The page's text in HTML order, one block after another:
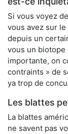
Si vous voyez
vous avez sur
depuis un
vous un biotope
importante, on
contraints » de
ya trop de
Les blattes
La blattes
ne savent pas